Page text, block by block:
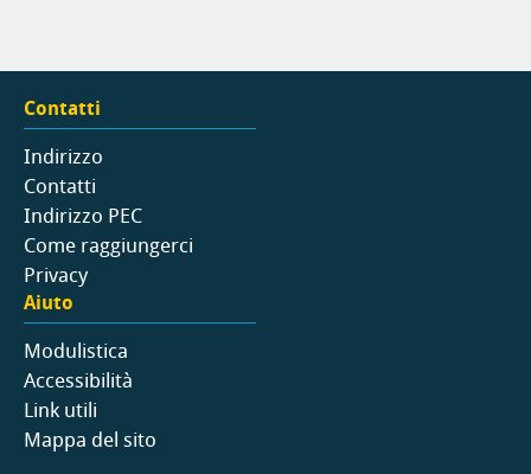
Contatti
Indirizzo
Contatti
Indirizzo PEC
Come raggiungerci
Privacy
Aiuto
Modulistica
Accessibilità
Link utili
Mappa del sito